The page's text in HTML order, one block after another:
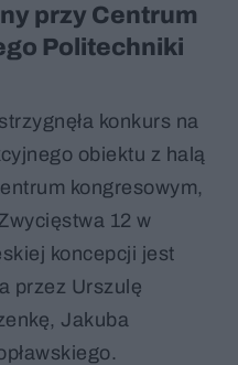
przy Centrum
Politechniki
konkurs na
obiektu z halą
kongresowym,
12 w
koncepcji jest
przez Urszulę
Jakuba